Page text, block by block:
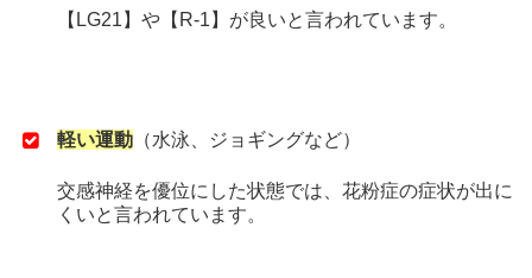
【LG21】や【R-1】が良いと言われています。
軽い運動 （水泳、ジョギングなど）
交感神経を優位にした状態では、花粉症の症状が出に
くいと言われています。